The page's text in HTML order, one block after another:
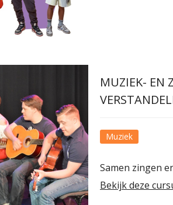
MUZIEK- EN
Muziek
Samen zingen
Bekijk deze